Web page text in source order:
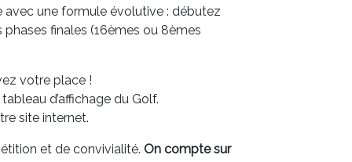
avec une formule évolutive : débutez
phases finales (16èmes ou 8èmes
votre place !
d’affichage du Golf.
site internet.
et de convivialité. On compte sur